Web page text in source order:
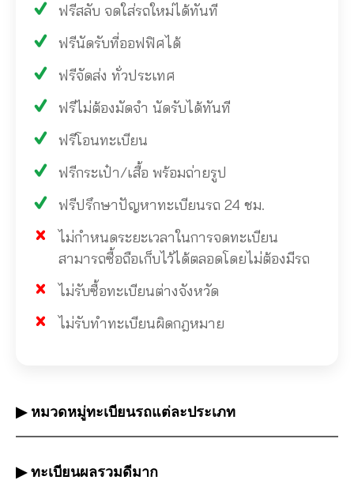
ฟรีสลับ จดใส่รถใหม่ได้ทันที
ฟรีนัดรับที่ออฟฟิศได้
ฟรีจัดส่ง ทั่วประเทศ
ฟรีไม่ต้องมัดจำ นัดรับได้ทันที
ฟรีโอนทะเบียน
ฟรีกระเป๋า/เสื้อ พร้อมถ่ายรูป
ฟรีปรึกษาปัญหาทะเบียนรถ 24 ชม.
ไม่กำหนดระยะเวลาในการจดทะเบียน
สามารถซื้อถือเก็บไว้ได้ตลอดโดยไม่ต้องมีรถ
ไม่รับซื้อทะเบียนต่างจังหวัด
ไม่รับทำทะเบียนผิดกฎหมาย
▶ หมวดหมู่ทะเบียนรถแต่ละประเภท
▶ ทะเบียนผลรวมดีมาก